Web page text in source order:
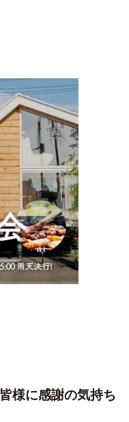
皆様に感謝の気持ち